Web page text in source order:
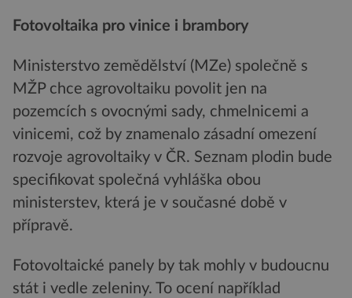
Fotovoltaika pro vinice i brambory
Ministerstvo zemědělství (MZe) společně s
MŽP chce agrovoltaiku povolit jen na
pozemcích s ovocnými sady, chmelnicemi a
vinicemi, což by znamenalo zásadní omezení
rozvoje agrovoltaiky v ČR. Seznam plodin bude
specifikovat společná vyhláška obou
ministerstev, která je v současné době v
přípravě.
Fotovoltaické panely by tak mohly v budoucnu
stát i vedle zeleniny. To ocení například